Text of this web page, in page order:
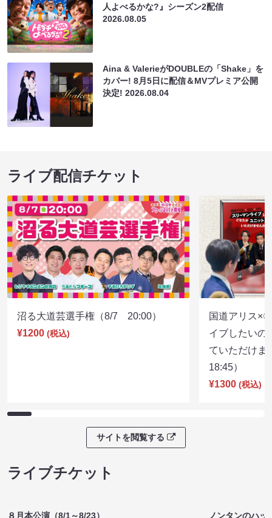
人よべるかな?』シーズン2配信
2026.08.05
Aina & ValerieがDOUBLEの「Shake」を
カバー! 8月5日に配信＆MVプレミア公開
決定!2026.08.04
ライブ配信チケット
沼る大道芸選手権（8/7 20:00）
¥1200 (税込)
国道アリス×
イブしたいの
ていただけ
18:45）
¥1300 (税込)
サイトを閲覧する
ライブチケット